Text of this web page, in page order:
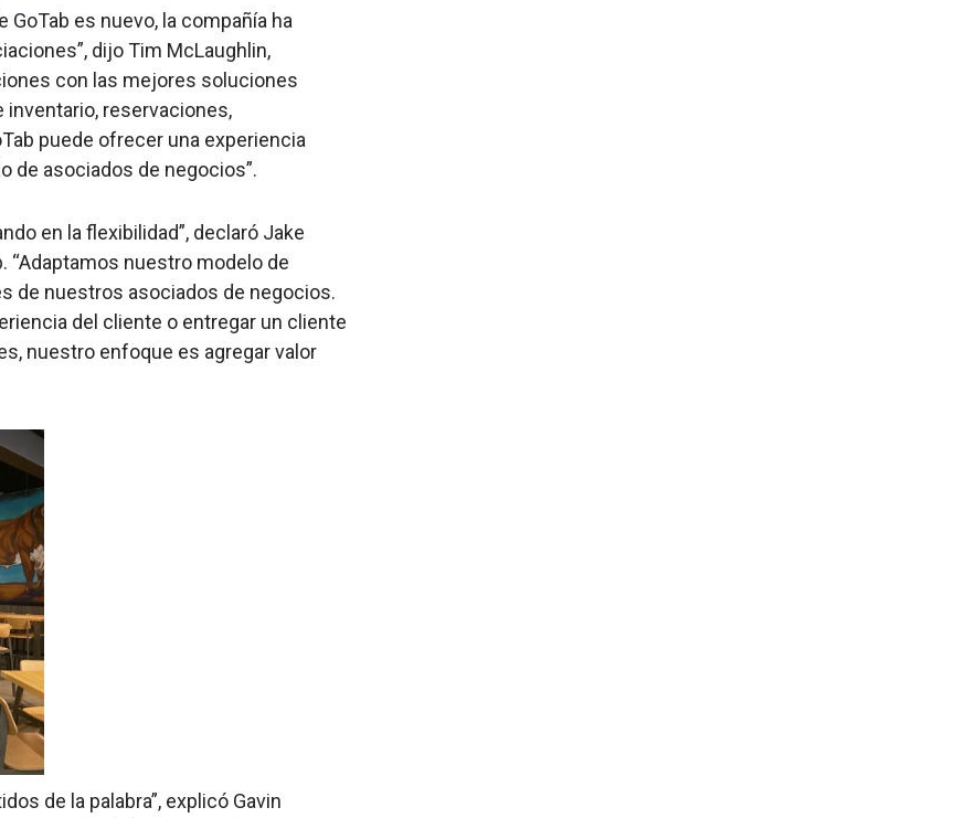
GoTab es nuevo, la compañía ha
dijo Tim McLaughlin,
con las mejores soluciones
reservaciones,
puede ofrecer una experiencia
de asociados de negocios”.
en la flexibilidad”, declaró Jake
“Adaptamos nuestro modelo de
de nuestros asociados de negocios.
del cliente o entregar un cliente
nuestro enfoque es agregar valor
de la palabra”, explicó Gavin